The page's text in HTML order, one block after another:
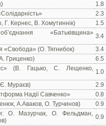
1.8
2.3
Г. Кернес, В. Хомутиннік)
1.5
«Батьківщина» 3.4
«Свобода» (О. Тягнибок)
3.4
Гриценко)
6.5
(В. Гацько, С. Лещенко, 1.0
Є. Мураєв)
2.9
Надії Савченко»
0.8
А.Аваков, О. Турчинов)
0.9
О. Мазурчак, О. Фельдман, 0.9